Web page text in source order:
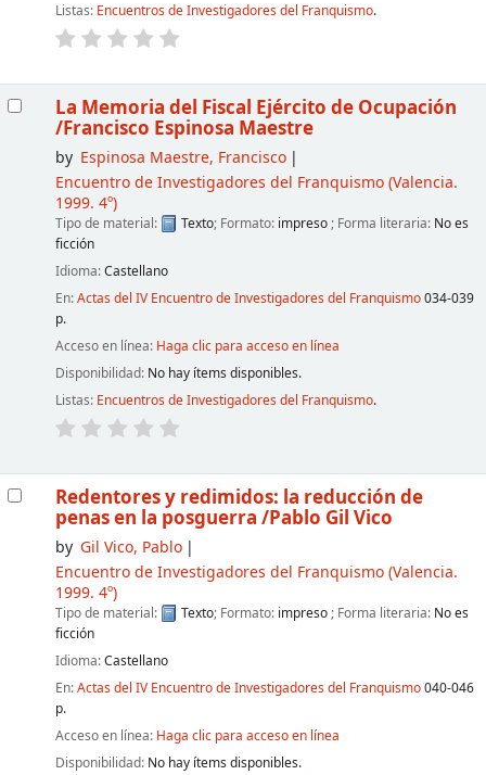
Listas: Encuentros de Investigadores del Franquismo.
La Memoria del Fiscal Ejército de Ocupación
/Francisco Espinosa Maestre
by Espinosa Maestre, Francisco
Encuentro de Investigadores del Franquismo(Valencia.
1999. 4º)
Tipo de material: Texto; Formato: impreso ; Forma literaria: No es
ficción
Idioma:Castellano
En:Actas del IV Encuentro de Investigadores del Franquismo034-039
p.
Acceso en línea: Haga clic para acceso en línea
Disponibilidad: No hay ítems disponibles.
Listas: Encuentros de Investigadores del Franquismo.
Redentores y redimidos: la reducción de
penas en la posguerra /Pablo Gil Vico
by Gil Vico, Pablo
Encuentro de Investigadores del Franquismo(Valencia.
1999. 4º)
Tipo de material: Texto; Formato: impreso ; Forma literaria: No es
ficción
Idioma:Castellano
En:Actas del IV Encuentro de Investigadores del Franquismo040-046
p.
Acceso en línea: Haga clic para acceso en línea
Disponibilidad: No hay ítems disponibles.